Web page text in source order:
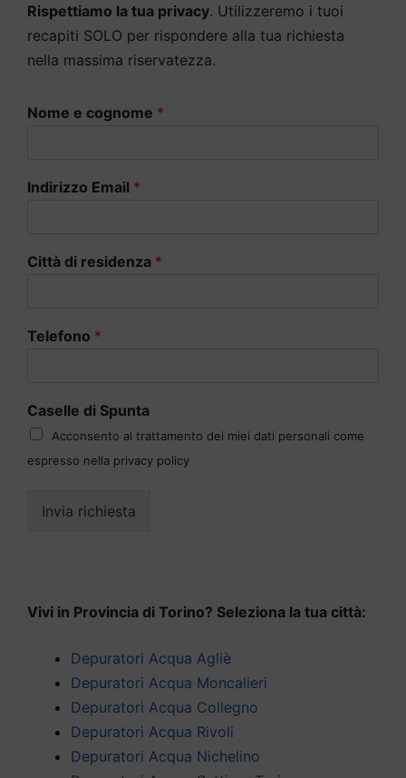
Rispettiamo la tua privacy. Utilizzeremo i tuoi
recapiti SOLO per rispondere alla tua richiesta
nella massima riservatezza.
Nome e cognome *
Indirizzo Email *
Città di residenza *
Telefono *
Caselle di Spunta
Acconsento al trattamento dei miei dati personali come
espresso nella privacy policy
Invia richiesta
Vivi in Provincia di Torino? Seleziona la tua città:
Depuratori Acqua Agliè
Depuratori Acqua Moncalieri
Depuratori Acqua Collegno
Depuratori Acqua Rivoli
Depuratori Acqua Nichelino